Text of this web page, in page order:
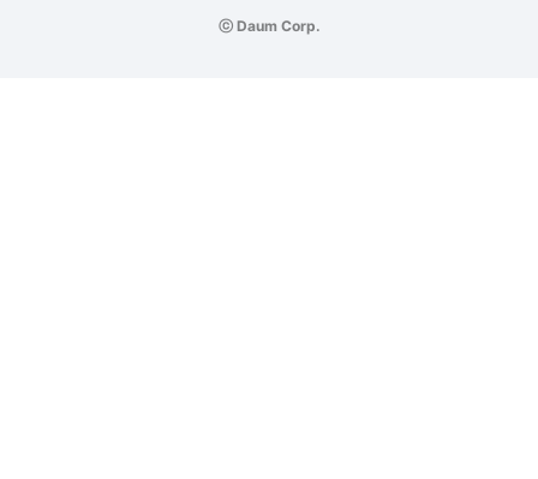
ⓒ Daum Corp.